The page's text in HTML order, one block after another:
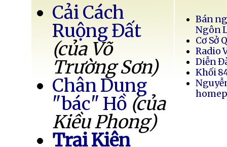
Cải Cách
Ruộng Đất
(của Võ
Trường Sơn)
Chân Dung
"bác" Hồ (của
Kiều Phong)
Trại Kiên
Bán
Ngôn
Cơ Sở
Radio
Diễn
Khối